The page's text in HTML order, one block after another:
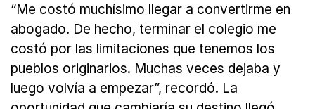
“Me costó muchísimo llegar a convertirme en
abogado. De hecho, terminar el colegio me
costó por las limitaciones que tenemos los
pueblos originarios. Muchas veces dejaba y
luego volvía a empezar”, recordó. La